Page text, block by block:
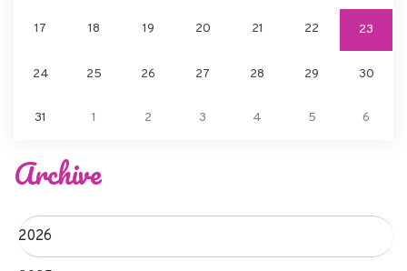
17 18 19 20 21 22 23
24 25 26 27 28 29 30
31 1 2 3 4 5 6
Archive
2026